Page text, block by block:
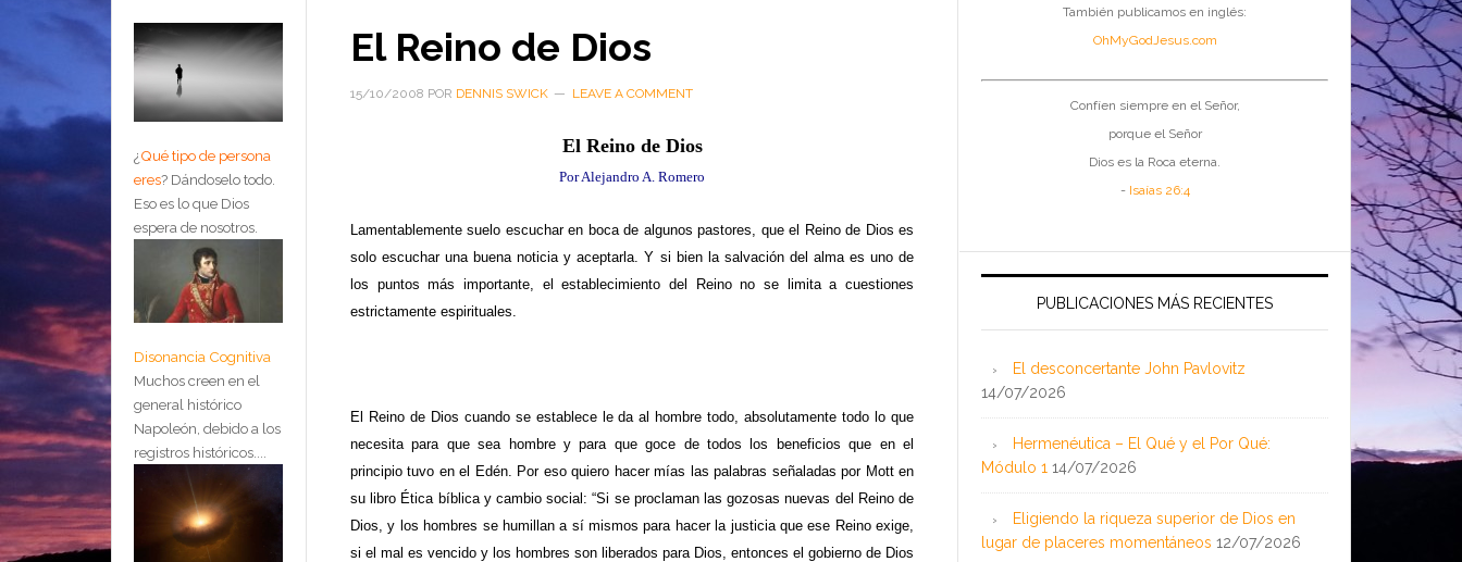
El Reino de Dios
15/10/2008 POR DENNIS SWICK LEAVE A COMMENT
El Reino de Dios
Por Alejandro A. Romero
Lamentablemente suelo escuchar en boca de algunos pastores, que el Reino de Dios es
solo escuchar una buena noticia y aceptarla. Y si bien la salvación del alma es uno de
los puntos más importante, el establecimiento del Reino no se limita a cuestiones
estrictamente espirituales.
El Reino de Dios cuando se establece le da al hombre todo, absolutamente todo lo que
necesita para que sea hombre y para que goce de todos los beneficios que en el
principio tuvo en el Edén. Por eso quiero hacer mías las palabras señaladas por Mott en
su libro Ética bíblica y cambio social: “Si se proclaman las gozosas nuevas del Reino de
Dios, y los hombres se humillan a sí mismos para hacer la justicia que ese Reino exige,
si el mal es vencido y los hombres son liberados para Dios, entonces el gobierno de Dios
También publicamos en inglés:
OhMyGodJesus.com
Confíen siempre en el Señor,
porque el Señor
Dios es la Roca eterna.
- Isaías 26:4
PUBLICACIONES MÁS RECIENTES
El desconcertante John Pavlovitz
14/07/2026
Hermenéutica – El Qué y el Por Qué:
Módulo 1 14/07/2026
Eligiendo la riqueza superior de Dios en
lugar de placeres momentáneos 12/07/2026
¿Qué tipo de persona
eres? Dándoselo todo.
Eso es lo que Dios
espera de nosotros.
Disonancia Cognitiva
Muchos creen en el
general histórico
Napoleón, debido a los
registros históricos....